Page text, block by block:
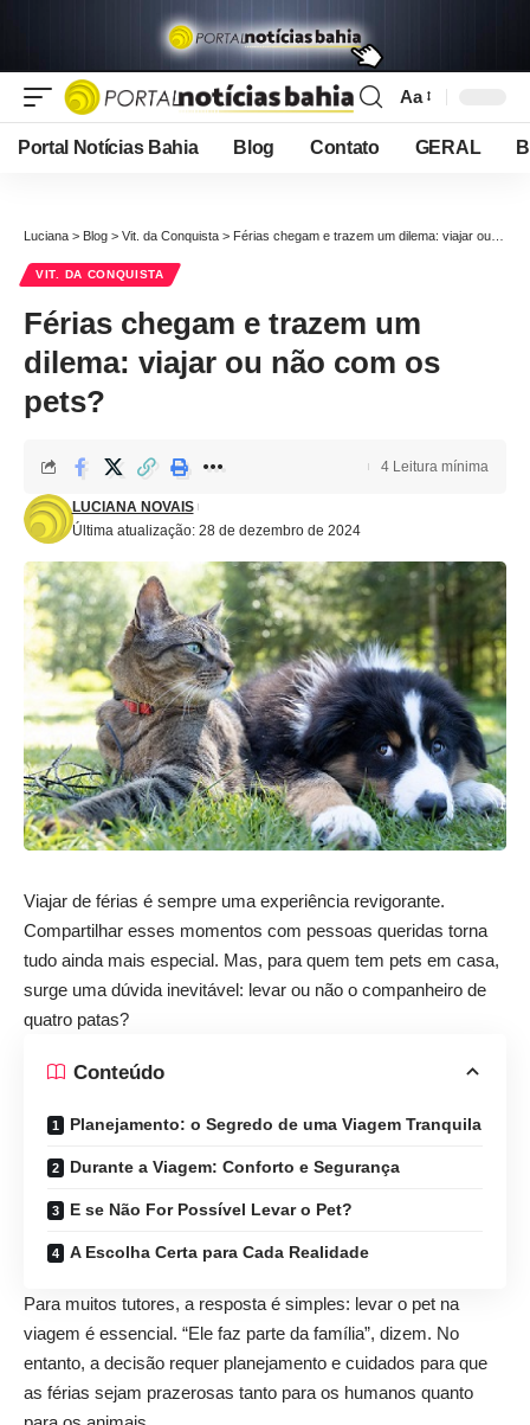
Font
Resizer
Aa
Portal Notícias Bahia Blog Contato GERAL
Luciana > Blog > Vit. da Conquista > Férias chegam e trazem um dilema: viajar ou não com os pets?
VIT. DA CONQUISTA
Férias chegam e trazem um
dilema: viajar ou não com os
pets?
Última atualização: 28 de dezembro de 2024
LUCIANA NOVAIS
4 Leitura mínima
Viajar de férias é sempre uma experiência revigorante.
Compartilhar esses momentos com pessoas queridas torna
tudo ainda mais especial. Mas, para quem tem pets em casa,
surge uma dúvida inevitável: levar ou não o companheiro de
quatro patas?
Conteúdo
Planejamento: o Segredo de uma Viagem Tranquila
Durante a Viagem: Conforto e Segurança
E se Não For Possível Levar o Pet?
A Escolha Certa para Cada Realidade
Para muitos tutores, a resposta é simples: levar o pet na
viagem é essencial. “Ele faz parte da família”, dizem. No
entanto, a decisão requer planejamento e cuidados para que
as férias sejam prazerosas tanto para os humanos quanto